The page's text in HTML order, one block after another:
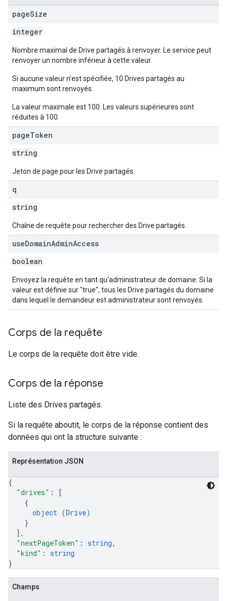
pageSize
integer
Nombre maximal de Drive partagés à renvoyer. Le service peut
renvoyer un nombre inférieur à cette valeur.
Si aucune valeur n'est spécifiée, 10 Drives partagés au
maximum sont renvoyés.
La valeur maximale est 100. Les valeurs supérieures sont
réduites à 100.
pageToken
string
Jeton de page pour les Drive partagés.
q
string
Chaîne de requête pour rechercher des Drive partagés.
useDomainAdminAccess
boolean
Envoyez la requête en tant qu'administrateur de domaine. Si la
valeur est définie sur "true", tous les Drive partagés du domaine
dans lequel le demandeur est administrateur sont renvoyés.
Corps de la requête
Le corps de la requête doit être vide.
Corps de la réponse
Liste des Drives partagés.
Si la requête aboutit, le corps de la réponse contient des
données qui ont la structure suivante :
Représentation JSON
{
"drives" :
[
{
object (Drive)
}
] ,
"nextPageToken" : string,
"kind" : string
}
Champs